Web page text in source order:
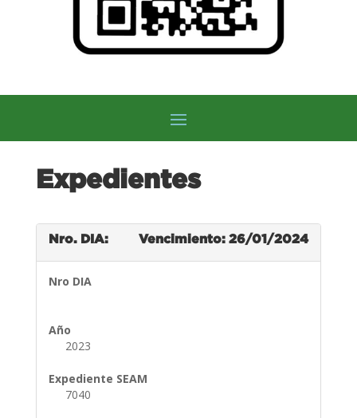
Expedientes
Nro. DIA: Vencimiento: 26/01/2024
Nro DIA
Año
2023
Expediente SEAM
7040